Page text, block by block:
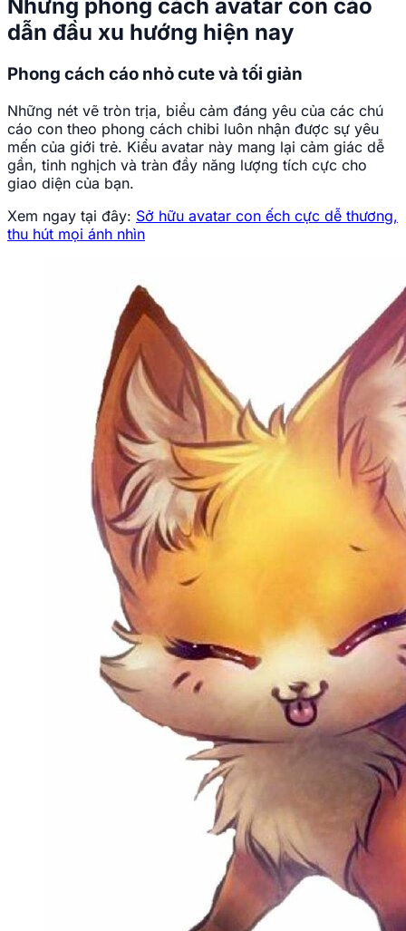
Avatar con cáo dở khóc dở cười hài hước, vui
nhộn.
Phong cách nghệ thuật huyền ảo và linh vật
Dành cho những ai yêu thích sự bí ẩn, hình ảnh cáo chín
đuôi (Cửu Vĩ Hồ) hoặc cáo thần trong rừng sâu với hiệu
ứng ánh sáng mờ ảo là lựa chọn hoàn hảo. Những bức
ảnh này thường mang tông màu trầm ấm hoặc neon, tạo
nên sự đẳng cấp và khác biệt.